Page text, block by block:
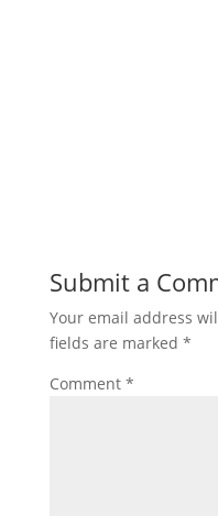
Submit a
Your email address
fields are marked *
Comment *